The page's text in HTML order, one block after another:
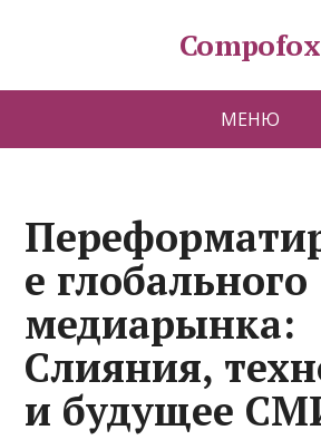
Compofox
МЕНЮ
е глобального
медиарынка:
Слияния,
и будущее